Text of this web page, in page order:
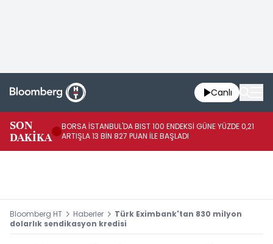
Canlı
SON
DAKİKA
BORSA İSTANBUL'DA BIST 100 ENDEKSİ GÜNE YÜZDE 0,21
ARTIŞLA 13 BİN 827 PUAN İLE BAŞLADI
Bloomberg HT Haberler
Türk Eximbank'tan 830 milyon
dolarlık sendikasyon kredisi